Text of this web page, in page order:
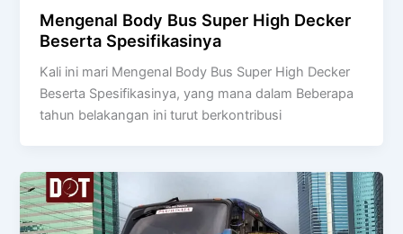
Mengenal Body Bus Super High Decker
Beserta Spesifikasinya
Kali ini mari Mengenal Body Bus Super High Decker
Beserta Spesifikasinya, yang mana dalam Beberapa
tahun belakangan ini turut berkontribusi